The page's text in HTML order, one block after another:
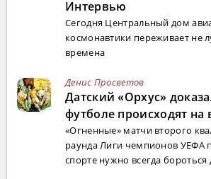
Интервью
Сегодня Центральный дом
космонавтики переживает не
времена
Денис Просветов
Датский «Орхус»
футболе происходят на
«Огненные» матчи второго
раунда Лиги чемпионов УЕФА
спорте нужно всегда бороться